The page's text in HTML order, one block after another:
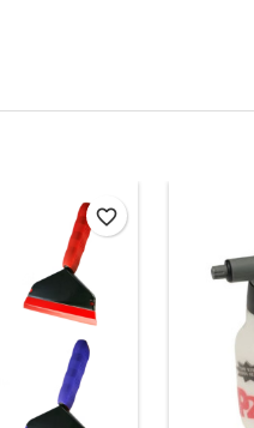
favorite_border